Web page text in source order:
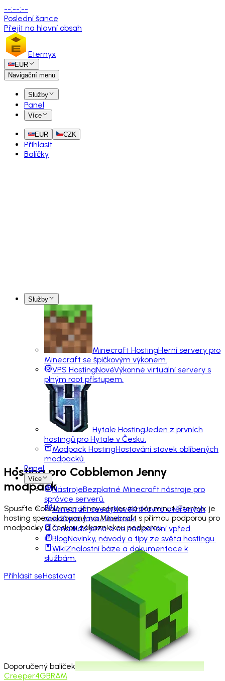
--:--:--
Poslední šance
Přejít na hlavní obsah
Eternyx
EUR
Navigační menu
Služby
Panel
Více
EUR CZK
Přihlásit
Balíčky
Služby
Minecraft HostingHerní servery pro
Minecraft se špičkovým výkonem.
VPS HostingNovéVýkonné virtuální servery s
plným root přístupem.
Hytale HostingJeden z prvních
hostingů pro Hytale v Česku.
Modpack HostingHostování stovek oblíbených
modpacků.
Panel
Více
NástrojeBezplatné Minecraft nástroje pro
správce serverů.
Minecraft seedyNovéKnihovna ověřených
seedů pro Java i Bedrock.
O násKdo jsme a co nás pohání vpřed.
BlogNovinky, návody a tipy ze světa hostingu.
WikiZnalostní báze a dokumentace k
službám.
Přihlásit seHostovat
Hosting pro Cobblemon Jenny
modpack
Spusťte Cobblemon Jenny server za pár minut. Eternyx je
hosting specializovaný na Minecraft s přímou podporou pro
modpacky a českou zákaznickou podporou.
Doporučený balíček
Creeper4GBRAM